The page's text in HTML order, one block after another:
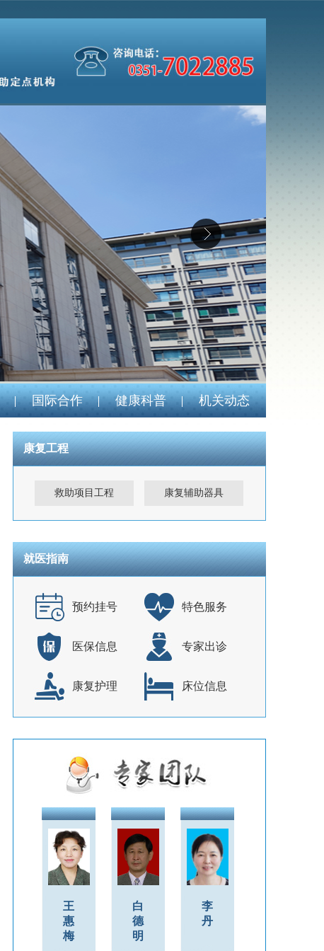
国际合作 健康科普 机关动态
康复工程
救助项目工程 康复辅助器具
就医指南
预约挂号 特色服务
医保信息 专家出诊
康复护理 床位信息
王
惠
梅
白
德
明
李
丹